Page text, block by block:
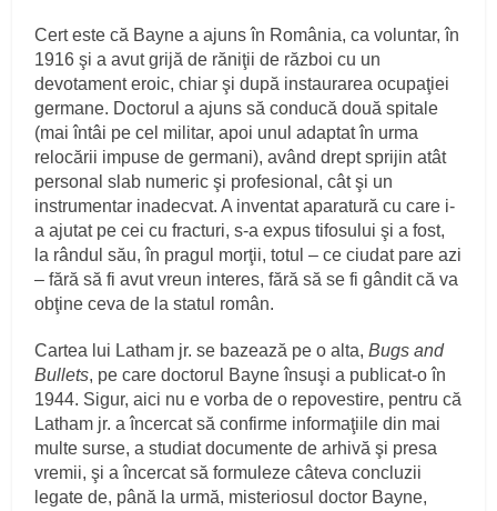
Cert este că Bayne a ajuns în România, ca voluntar, în
1916 şi a avut grijă de răniţii de război cu un
devotament eroic, chiar şi după instaurarea ocupaţiei
germane. Doctorul a ajuns să conducă două spitale
(mai întâi pe cel militar, apoi unul adaptat în urma
relocării impuse de germani), având drept sprijin atât
personal slab numeric şi profesional, cât şi un
instrumentar inadecvat. A inventat aparatură cu care i-
a ajutat pe cei cu fracturi, s-a expus tifosului şi a fost,
la rândul său, în pragul morţii, totul – ce ciudat pare azi
– fără să fi avut vreun interes, fără să se fi gândit că va
obţine ceva de la statul român.
Cartea lui Latham jr. se bazează pe o alta,Bugs and
Bullets, pe care doctorul Bayne însuşi a publicat-o în
1944. Sigur, aici nu e vorba de o repovestire, pentru că
Latham jr. a încercat să confirme informaţiile din mai
multe surse, a studiat documente de arhivă şi presa
vremii, şi a încercat să formuleze câteva concluzii
legate de, până la urmă, misteriosul doctor Bayne,